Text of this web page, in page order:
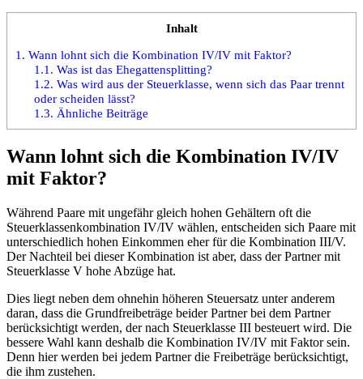
Inhalt
1. Wann lohnt sich die Kombination IV/IV mit Faktor?
1.1. Was ist das Ehegattensplitting?
1.2. Was wird aus der Steuerklasse, wenn sich das Paar trennt
oder scheiden lässt?
1.3. Ähnliche Beiträge
Wann lohnt sich die Kombination IV/IV
mit Faktor?
Während Paare mit ungefähr gleich hohen Gehältern oft die
Steuerklassenkombination IV/IV wählen, entscheiden sich Paare mit
unterschiedlich hohen Einkommen eher für die Kombination III/V.
Der Nachteil bei dieser Kombination ist aber, dass der Partner mit
Steuerklasse V hohe Abzüge hat.
Dies liegt neben dem ohnehin höheren Steuersatz unter anderem
daran, dass die Grundfreibeträge beider Partner bei dem Partner
berücksichtigt werden, der nach Steuerklasse III besteuert wird. Die
bessere Wahl kann deshalb die Kombination IV/IV mit Faktor sein.
Denn hier werden bei jedem Partner die Freibeträge berücksichtigt,
die ihm zustehen.